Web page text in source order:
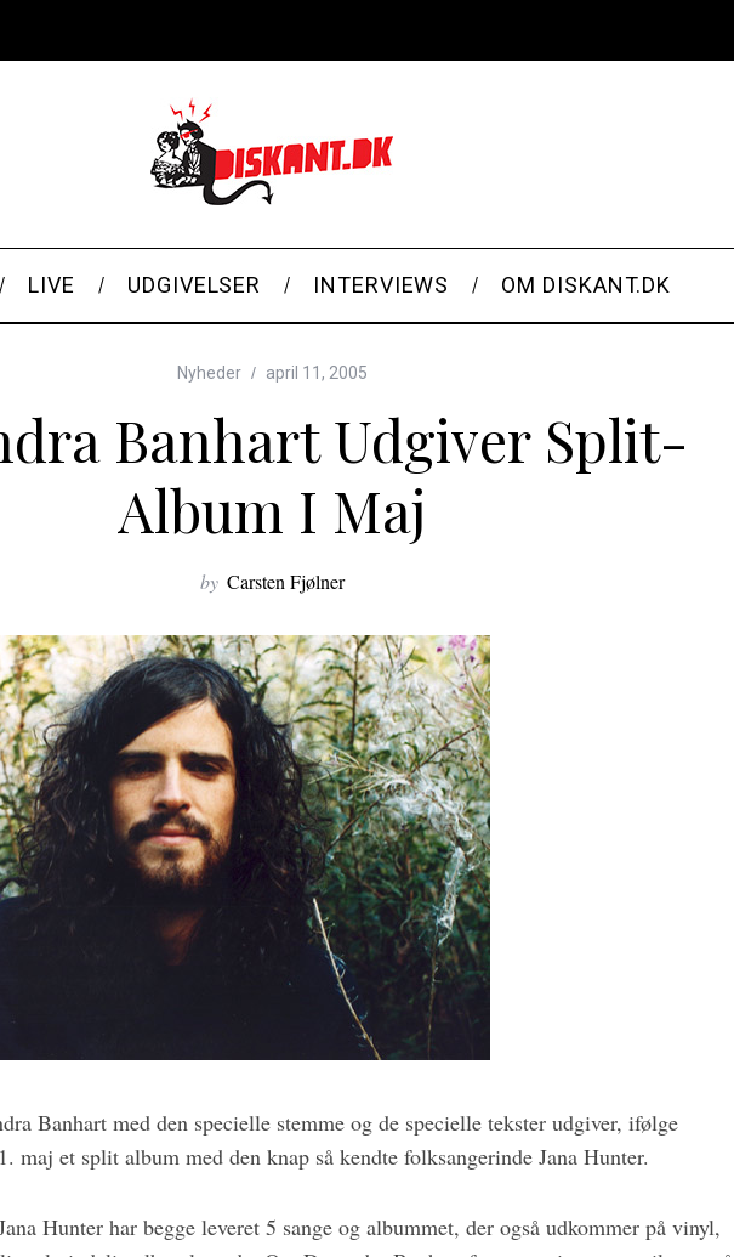
LIVE UDGIVELSER INTERVIEWS OM DISKANT.DK
Nyheder april 11, 2005
Banhart Udgiver Split-
Album I Maj
by Carsten Fjølner
Banhart med den specielle stemme og de specielle tekster udgiver, ifølge
maj et split album med den knap så kendte folksangerinde Jana Hunter.
Hunter har begge leveret 5 sange og albummet, der også udkommer på vinyl,